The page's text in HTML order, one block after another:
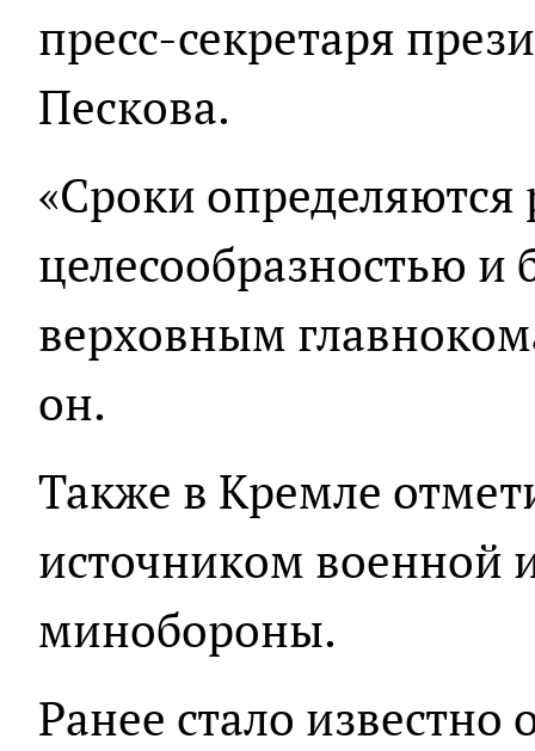
пресс-секретаря
Пескова.
«Сроки определяются
целесообразностью и
верховным
он.
Также в Кремле
источником военной
минобороны.
Ранее стало известно